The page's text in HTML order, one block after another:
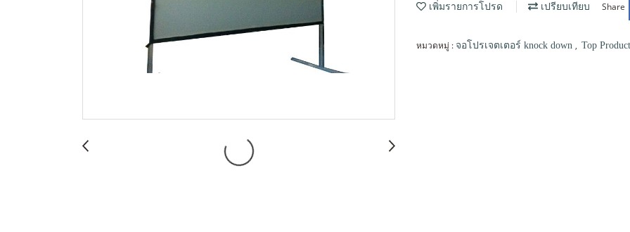
เพิ่มรายการโปรด เปรียบเทียบ Share
หมวดหมู่ : จอโปรเจตเตอร์ knock down , Top